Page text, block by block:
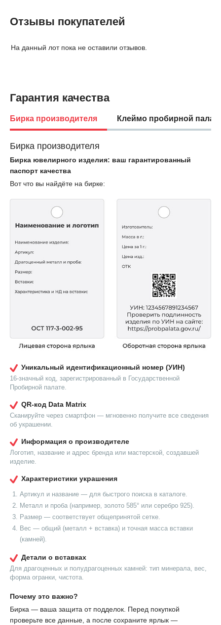
Отзывы покупателей
На данный лот пока не оставили отзывов.
Гарантия качества
Бирка производителя Клеймо пробирной
Бирка производителя
Бирка ювелирного изделия: ваш гарантированный
паспорт качества
Вот что вы найдёте на бирке:
Уникальный идентификационный номер (УИН)
16-значный код, зарегистрированный в Государственной
Пробирной палате.
QR-код Data Matrix
Сканируйте через смартфон — мгновенно получите все сведения
об украшении.
Информация о производителе
Логотип, название и адрес бренда или мастерской, создавшей
изделие.
Характеристики украшения
Артикул и название — для быстрого поиска в каталоге.
Металл и проба (например, золото 585° или серебро 925).
Размер — соответствует общепринятой сетке.
Вес — общий (металл + вставка) и точная масса вставки
(камней).
Детали о вставках
Для драгоценных и полудрагоценных камней: тип минерала, вес,
форма огранки, чистота.
Почему это важно?
Бирка — ваша защита от подделок. Перед покупкой
проверьте все данные, а после сохраните ярлык —